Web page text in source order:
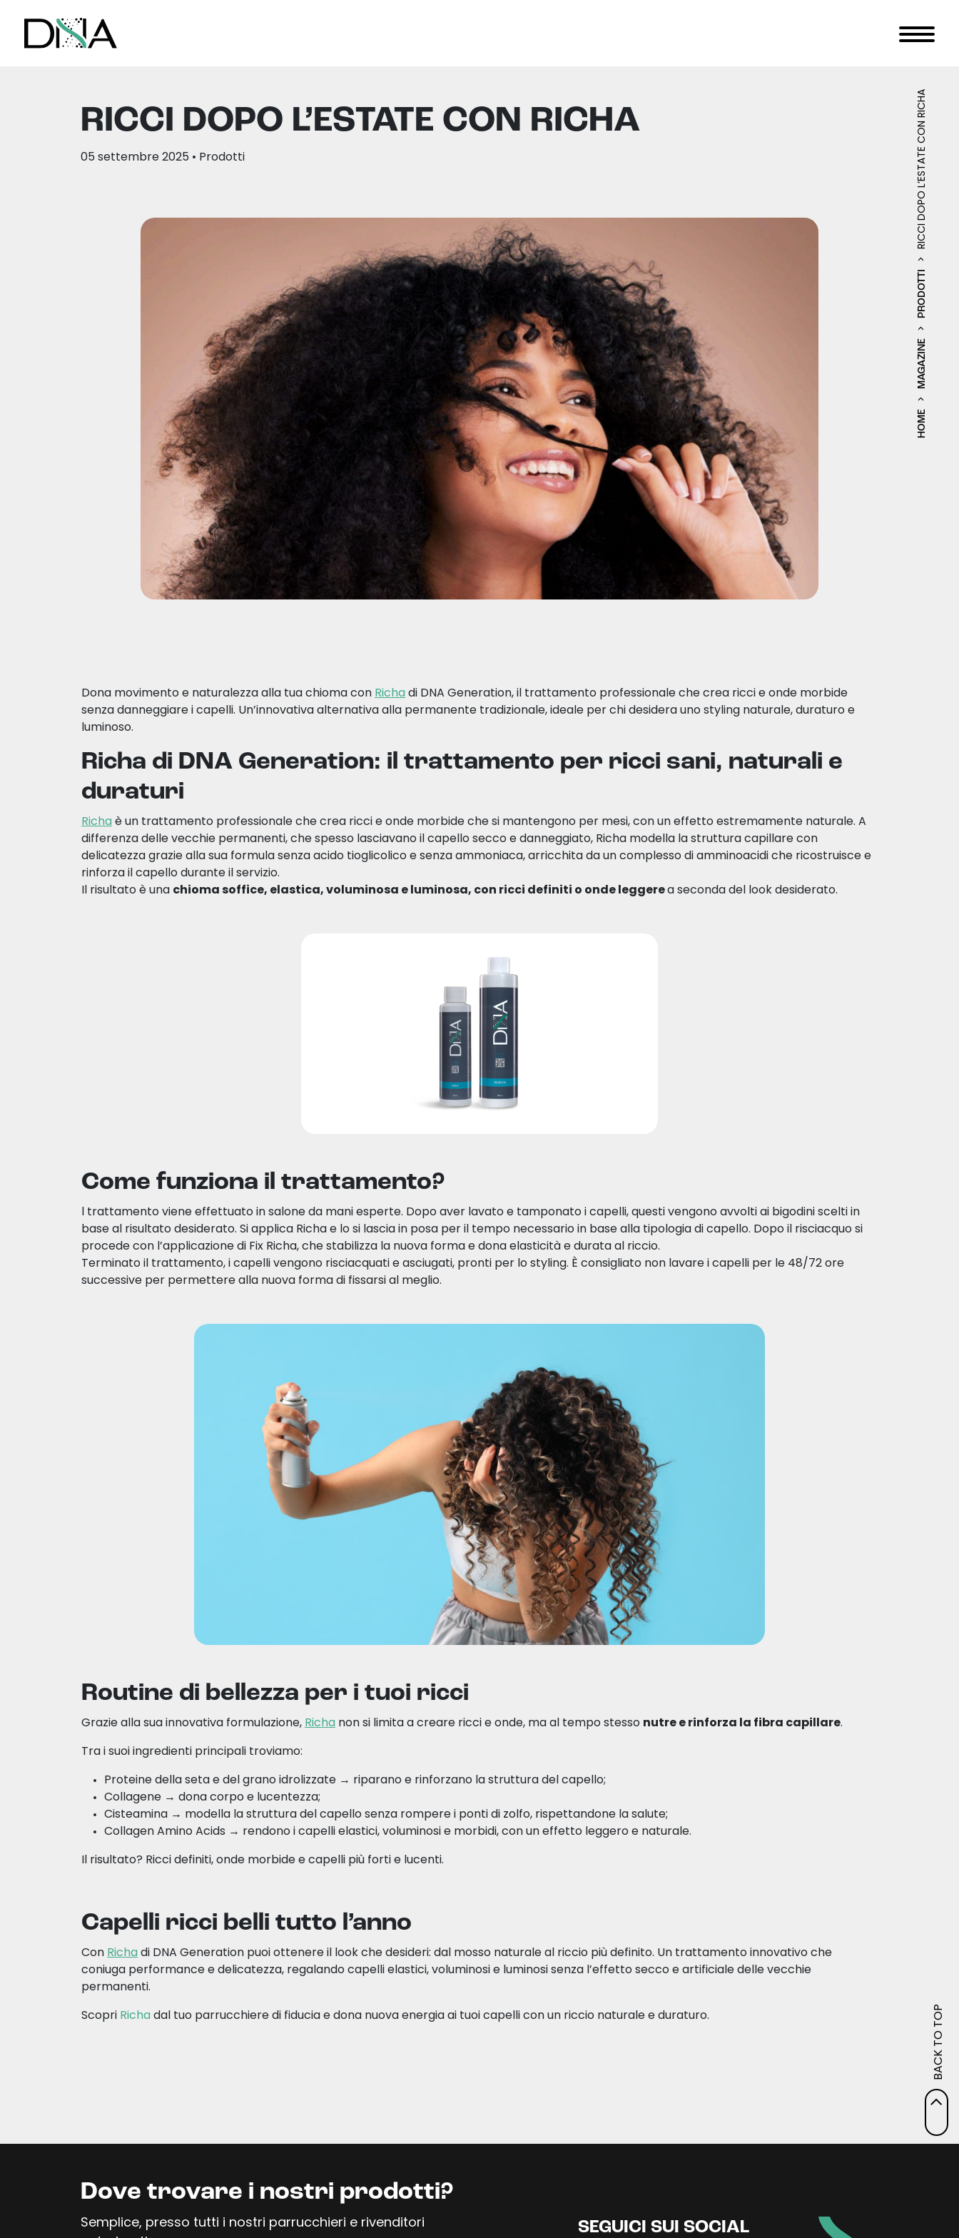
HOME
MAGAZINE
PRODOTTI
RICCI DOPO L’ESTATE CON RICHA
RICCI DOPO L’ESTATE CON RICHA
05 settembre 2025 • Prodotti
Dona movimento e naturalezza alla tua chioma con Richa di DNA Generation, il trattamento professionale che crea ricci e onde morbide
senza danneggiare i capelli. Un’innovativa alternativa alla permanente tradizionale, ideale per chi desidera uno styling naturale, duraturo e
luminoso.
Richa di DNA Generation: il trattamento per ricci sani, naturali e
duraturi
Richa è un trattamento professionale che crea ricci e onde morbide che si mantengono per mesi, con un effetto estremamente naturale. A
differenza delle vecchie permanenti, che spesso lasciavano il capello secco e danneggiato, Richa modella la struttura capillare con
delicatezza grazie alla sua formula senza acido tioglicolico e senza ammoniaca, arricchita da un complesso di amminoacidi che ricostruisce e
rinforza il capello durante il servizio.
Il risultato è una chioma soffice, elastica, voluminosa e luminosa, con ricci definiti o onde leggerea seconda del look desiderato.
Come funziona il trattamento?
l trattamento viene effettuato in salone da mani esperte. Dopo aver lavato e tamponato i capelli, questi vengono avvolti ai bigodini scelti in
base al risultato desiderato. Si applica Richa e lo si lascia in posa per il tempo necessario in base alla tipologia di capello. Dopo il risciacquo si
procede con l’applicazione di Fix Richa, che stabilizza la nuova forma e dona elasticità e durata al riccio.
Terminato il trattamento, i capelli vengono risciacquati e asciugati, pronti per lo styling. È consigliato non lavare i capelli per le 48/72 ore
successive per permettere alla nuova forma di fissarsi al meglio.
Routine di bellezza per i tuoi ricci
Grazie alla sua innovativa formulazione, Richa non si limita a creare ricci e onde, ma al tempo stesso nutre e rinforza la fibra capillare.
Tra i suoi ingredienti principali troviamo:
Proteine della seta e del grano idrolizzate → riparano e rinforzano la struttura del capello;
Collagene → dona corpo e lucentezza;
Cisteamina → modella la struttura del capello senza rompere i ponti di zolfo, rispettandone la salute;
Collagen Amino Acids → rendono i capelli elastici, voluminosi e morbidi, con un effetto leggero e naturale.
Il risultato? Ricci definiti, onde morbide e capelli più forti e lucenti.
Capelli ricci belli tutto l’anno
Con Richa di DNA Generation puoi ottenere il look che desideri: dal mosso naturale al riccio più definito. Un trattamento innovativo che
coniuga performance e delicatezza, regalando capelli elastici, voluminosi e luminosi senza l’effetto secco e artificiale delle vecchie
permanenti.
Scopri Richa dal tuo parrucchiere di fiducia e dona nuova energia ai tuoi capelli con un riccio naturale e duraturo. BACK TO TOP
Dove trovare i nostri prodotti?
Semplice, presso tutti i nostri parrucchieri e rivenditori
SEGUICI SUI SOCIAL